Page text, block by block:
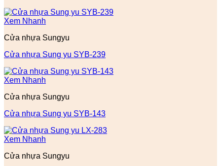
Xem Nhanh
Cửa nhựa Sungyu
Cửa nhựa Sung yu SYB-239
Xem Nhanh
Cửa nhựa Sungyu
Cửa nhựa Sung yu SYB-143
Xem Nhanh
Cửa nhựa Sungyu